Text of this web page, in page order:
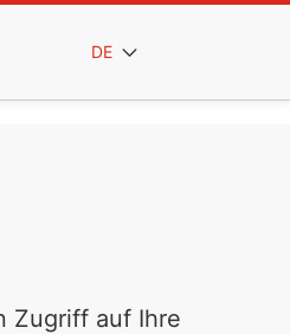
DE
Zugriff auf Ihre